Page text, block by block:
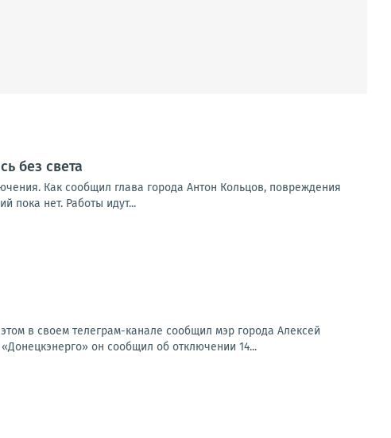
без света
Как сообщил глава города Антон Кольцов, повреждения
пока нет. Работы идут...
в своем телеграм-канале сообщил мэр города Алексей
он сообщил об отключении 14...